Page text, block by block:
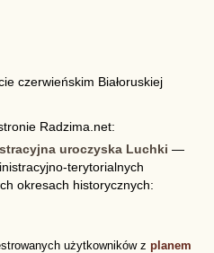
czerwieńskim Białoruskiej
Radzima.net:
uroczyska Luchki —
terytorialnych
okresach historycznych:
użytkowników z planem